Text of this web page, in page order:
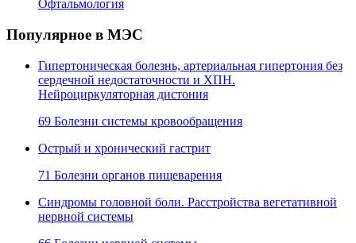
Офтальмология
Популярное в МЭС
Гипертоническая болезнь, артериальная гипертония без
сердечной недостаточности и ХПН.
Нейроциркуляторная дистония
69 Болезни системы кровообращения
Острый и хронический гастрит
71 Болезни органов пищеварения
Синдромы головной боли. Расстройства вегетативной
нервной системы